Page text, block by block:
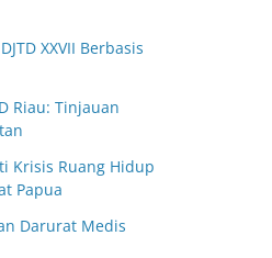
XXVII Berbasis
Riau: Tinjauan
Krisis Ruang Hidup
Papua
Darurat Medis